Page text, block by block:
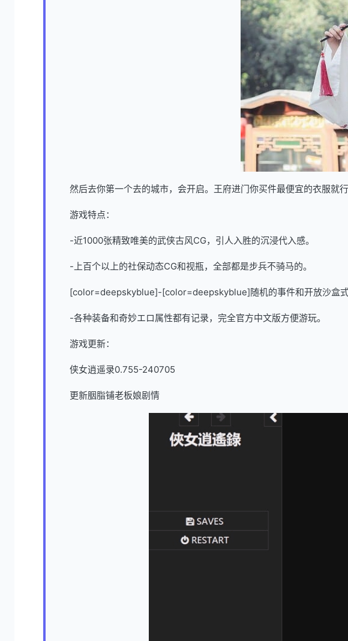
然后去你第一个去的城市，会开启。王府进门你买件最便宜的衣服就行
游戏特点：
-近1000张精致唯美的武侠古风CG，引人入胜的沉浸代入感。
-上百个以上的社保动态CG和视瓶，全部都是步兵不骑马的。
[color=deepskyblue]-[color=deepskyblue]随机的事件和开放沙盒式
-各种装备和奇妙エロ属性都有记录，完全官方中文版方便游玩。
游戏更新：
侠女逍遥录0.755-240705
更新胭脂铺老板娘剧情